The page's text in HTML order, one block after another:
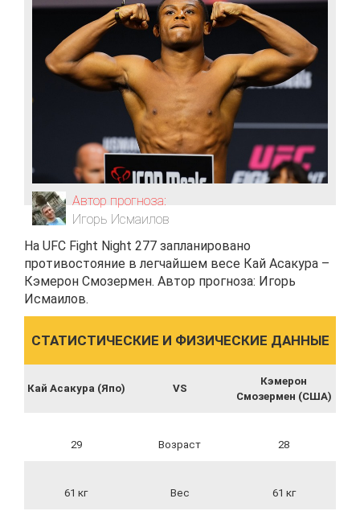
Автор прогноза:
Игорь Исмаилов
На UFC Fight Night 277 запланировано
противостояние в легчайшем весе Кай Асакура –
Кэмерон Смозермен. Автор прогноза: Игорь
Исмаилов.
СТАТИСТИЧЕСКИЕ И ФИЗИЧЕСКИЕ ДАННЫЕ
Кай Асакура (Япо) VS
Кэмерон
Смозермен (США)
29 Возраст 28
61 кг Вес 61 кг